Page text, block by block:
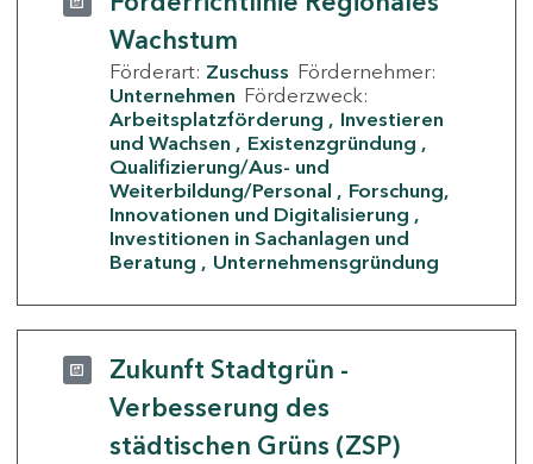
Wachstum
Förderart: Zuschuss Fördernehmer:
Unternehmen Förderzweck:
Arbeitsplatzförderung
Investieren
und Wachsen
Existenzgründung
Qualifizierung/Aus- und
Weiterbildung/Personal
Forschung,
Innovationen und Digitalisierung
Investitionen in Sachanlagen und
Beratung
Unternehmensgründung
Zukunft Stadtgrün -
Verbesserung des
städtischen Grüns (ZSP)